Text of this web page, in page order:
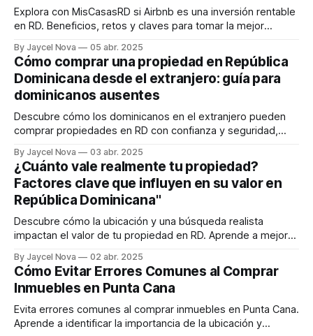
Explora con MisCasasRD si Airbnb es una inversión rentable
en RD. Beneficios, retos y claves para tomar la mejor
By Jaycel Nova 05 abr. 2025
Cómo comprar una propiedad en República
Dominicana desde el extranjero: guía para
dominicanos ausentes
Descubre cómo los dominicanos en el extranjero pueden
comprar propiedades en RD con confianza y seguridad,
By Jaycel Nova 03 abr. 2025
¿Cuánto vale realmente tu propiedad?
Factores clave que influyen en su valor en
República Dominicana"
Descubre cómo la ubicación y una búsqueda realista
impactan el valor de tu propiedad en RD. Aprende a mejorar
By Jaycel Nova 02 abr. 2025
Cómo Evitar Errores Comunes al Comprar
Inmuebles en Punta Cana
Evita errores comunes al comprar inmuebles en Punta Cana.
Aprende a identificar la importancia de la ubicación y